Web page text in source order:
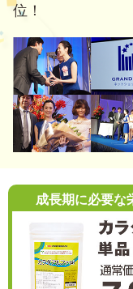
位！
成長期に必要な